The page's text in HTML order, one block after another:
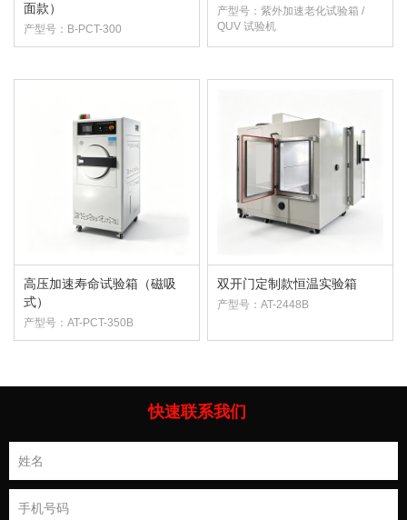
面款）
产型号：B-PCT-300
产型号：紫外加速老化试验箱 /
QUV 试验机
高压加速寿命试验箱（磁吸
式）
产型号：AT-PCT-350B
双开门定制款恒温实验箱
产型号：AT-2448B
快速联系我们